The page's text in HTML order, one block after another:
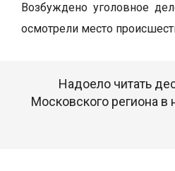
Возбуждено уголовное
осмотрели место
Надоело читать
Московского региона